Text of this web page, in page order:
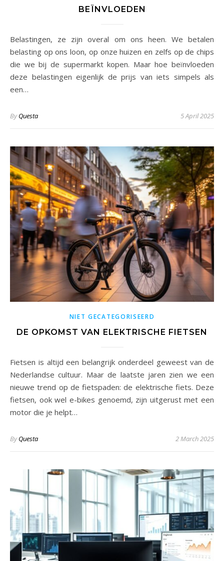
BEÏNVLOEDEN
Belastingen, ze zijn overal om ons heen. We betalen
belasting op ons loon, op onze huizen en zelfs op de chips
die we bij de supermarkt kopen. Maar hoe beïnvloeden
deze belastingen eigenlijk de prijs van iets simpels als
een…
ByQuesta 5 April 2025
NIET GECATEGORISEERD
DE OPKOMST VAN ELEKTRISCHE FIETSEN
Fietsen is altijd een belangrijk onderdeel geweest van de
Nederlandse cultuur. Maar de laatste jaren zien we een
nieuwe trend op de fietspaden: de elektrische fiets. Deze
fietsen, ook wel e-bikes genoemd, zijn uitgerust met een
motor die je helpt…
ByQuesta 2 March 2025